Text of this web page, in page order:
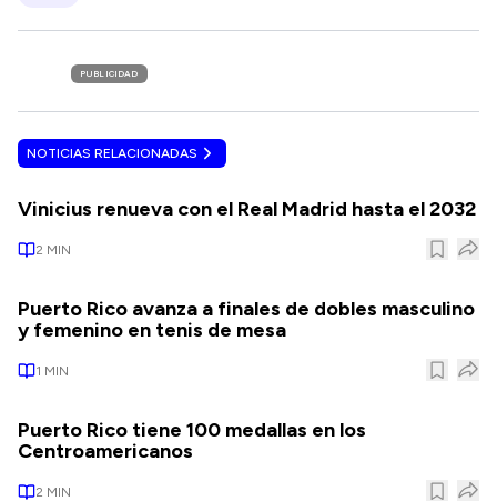
PUBLICIDAD
NOTICIAS RELACIONADAS
Vinicius renueva con el Real Madrid hasta el 2032
2 MIN
Puerto Rico avanza a finales de dobles masculino
y femenino en tenis de mesa
1 MIN
Puerto Rico tiene 100 medallas en los
Centroamericanos
2 MIN